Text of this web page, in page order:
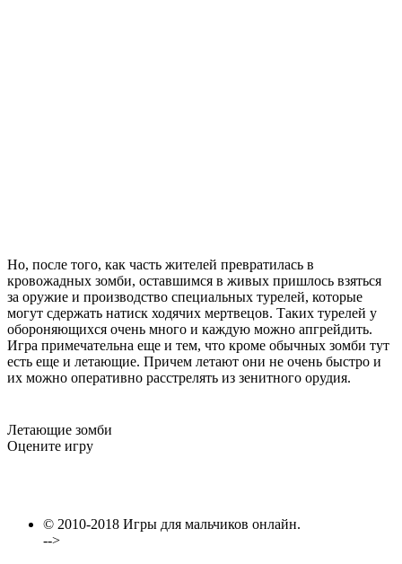
Но, после того, как часть жителей превратилась в
кровожадных зомби, оставшимся в живых пришлось взяться
за оружие и производство специальных турелей, которые
могут сдержать натиск ходячих мертвецов. Таких турелей у
обороняющихся очень много и каждую можно апгрейдить.
Игра примечательна еще и тем, что кроме обычных зомби тут
есть еще и летающие. Причем летают они не очень быстро и
их можно оперативно расстрелять из зенитного орудия.
Летающие зомби
Оцените игру
© 2010-2018 Игры для мальчиков онлайн.
-->